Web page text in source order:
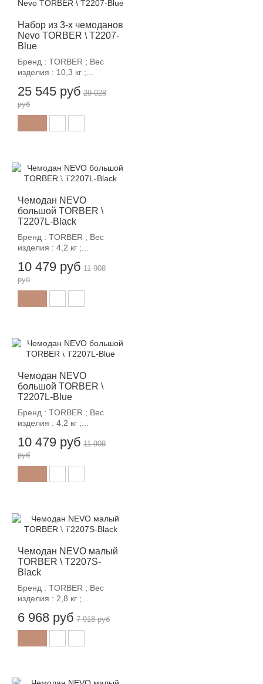
Набор из 3-х чемоданов
Nevo TORBER \ T2207-
Blue
Бренд : TORBER ; Вес
изделия : 10,3 кг ;...
25 545 руб 29 028
руб
Чемодан NEVO
большой TORBER \
T2207L-Black
Бренд : TORBER ; Вес
изделия : 4,2 кг ;...
10 479 руб
-12%
11 908
руб
Чемодан NEVO
большой TORBER \
T2207L-Blue
Бренд : TORBER ; Вес
изделия : 4,2 кг ;...
10 479 руб
-12%
11 908
руб
Чемодан NEVO малый
TORBER \ T2207S-
Black
Бренд : TORBER ; Вес
изделия : 2,8 кг ;...
6 968 руб
-12%
7 918 руб